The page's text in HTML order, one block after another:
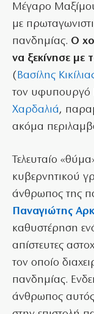
Μέγαρο
με
πανδημίας. Ο
να ξεκίνησε με
(Βασίλης
τον υφυπουργό
Χαρδαλιά,
ακόμα
Τελευταίο
κυβερνητικού
άνθρωπος της
Παναγιώτης
καθυστέρηση
απίστευτες
τον οποίο
πανδημίας.
άνθρωπος αυτός